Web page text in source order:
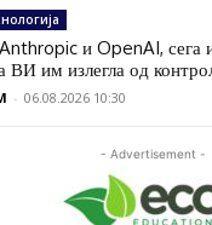
и OpenAI, сега
ВИ им излегла од
- 06.08.2026 10:30
- Advertisement -